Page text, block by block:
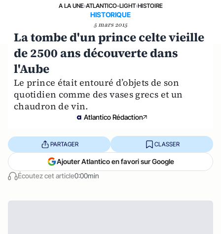
A LA UNE›ATLANTICO-LIGHT›HISTOIRE
HISTORIQUE
5 mars 2015
La tombe d'un prince celte vieille
de 2500 ans découverte dans
l'Aube
Le prince était entouré d’objets de son
quotidien comme des vases grecs et un
chaudron de vin.
Atlantico Rédaction
Écoutez cet article0:00min
PARTAGER CLASSER
Ajouter Atlantico en favori sur Google